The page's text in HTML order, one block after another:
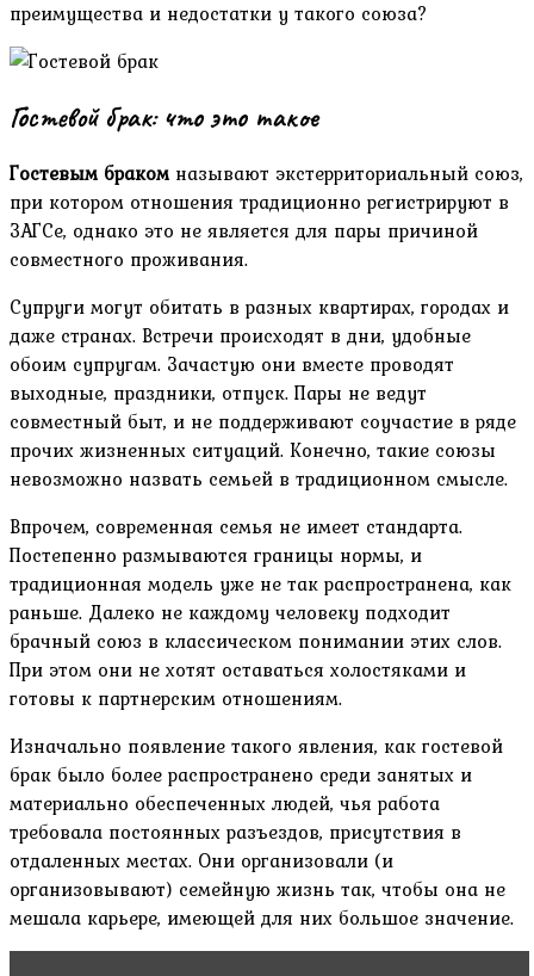
преимущества и недостатки у такого союза?
Гостевой брак: что это такое
Гостевым браком называют экстерриториальный союз,
при котором отношения традиционно регистрируют в
ЗАГСе, однако это не является для пары причиной
совместного проживания.
Супруги могут обитать в разных квартирах, городах и
даже странах. Встречи происходят в дни, удобные
обоим супругам. Зачастую они вместе проводят
выходные, праздники, отпуск. Пары не ведут
совместный быт, и не поддерживают соучастие в ряде
прочих жизненных ситуаций. Конечно, такие союзы
невозможно назвать семьей в традиционном смысле.
Впрочем, современная семья не имеет стандарта.
Постепенно размываются границы нормы, и
традиционная модель уже не так распространена, как
раньше. Далеко не каждому человеку подходит
брачный союз в классическом понимании этих слов.
При этом они не хотят оставаться холостяками и
готовы к партнерским отношениям.
Изначально появление такого явления, как гостевой
брак было более распространено среди занятых и
материально обеспеченных людей, чья работа
требовала постоянных разъездов, присутствия в
отдаленных местах. Они организовали (и
организовывают) семейную жизнь так, чтобы она не
мешала карьере, имеющей для них большое значение.